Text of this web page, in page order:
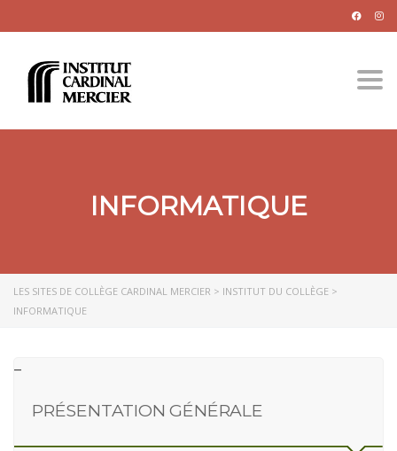
INFORMATIQUE
LES SITES DE COLLÈGE CARDINAL MERCIER > INSTITUT DU COLLÈGE >
INFORMATIQUE
PRÉSENTATION GÉNÉRALE